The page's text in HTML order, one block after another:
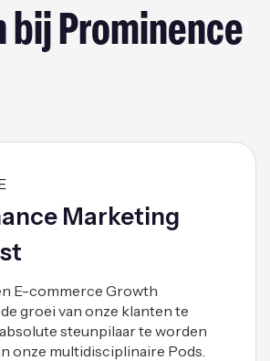
bij Prominence
Marketing
E-commerce Growth
groei van onze klanten te
steunpilaar te worden
onze multidisciplinaire Pods.